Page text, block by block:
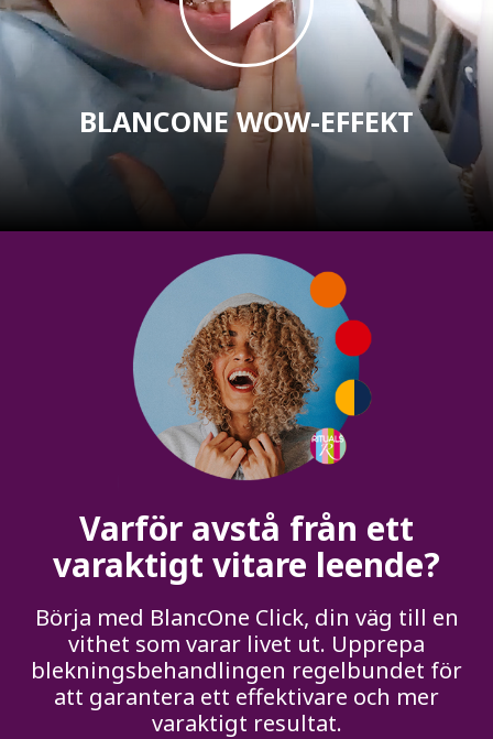
BLANCONE WOW-EFFEKT
Varför avstå från ett
varaktigt vitare leende?
Börja med BlancOne Click, din väg till en
vithet som varar livet ut. Upprepa
blekningsbehandlingen regelbundet för
att garantera ett effektivare och mer
varaktigt resultat.